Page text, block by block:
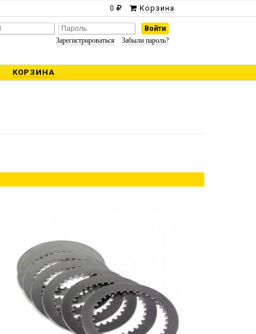
0 Корзина
Зарегистрироваться Забыли пароль?
КОРЗИНА